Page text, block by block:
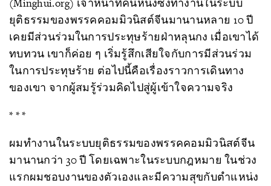
ยุติธรรมของพรรคคอมมิวนิสต์จีนมานานหลาย 10 ปี
เคยมีส่วนร่วมในการประทุษร้ายฝ่าหลุนกง เมื่อเขาได้
ทบทวน เขาก็ค่อย ๆ เริ่มรู้สึกเสียใจกับการมีส่วนร่วม
ในการประทุษร้าย ต่อไปนี้คือเรื่องราวการเดินทาง
ของเขา จากผู้สมรู้ร่วมคิดไปสู่ผู้เข้าใจความจริง
* * *
ผมทำงานในระบบยุติธรรมของพรรคคอมมิวนิสต์จีน
มานานกว่า 30 ปี โดยเฉพาะในระบบกฎหมาย ในช่วง
แรกผมชอบงานของตัวเองและมีความสุขกับตำแหน่ง